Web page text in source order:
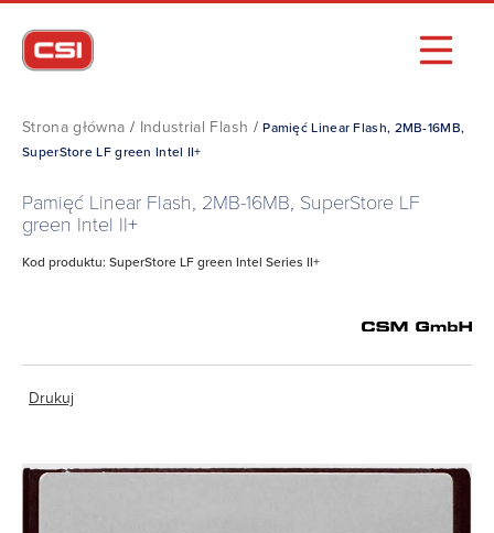
Strona główna / Industrial Flash /Pamięć Linear Flash, 2MB-16MB,
SuperStore LF green Intel II+
Pamięć Linear Flash, 2MB-16MB, SuperStore LF
green Intel II+
Kod produktu: SuperStore LF green Intel Series II+
Drukuj